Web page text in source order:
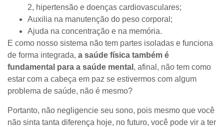
2, hipertensão e doenças cardiovasculares;
Auxilia na manutenção do peso corporal;
Ajuda na concentração e na memória.
E como nosso sistema não tem partes isoladas e funciona
de forma integrada, a saúde física também é
fundamental para a saúde mental , afinal, não tem como
estar com a cabeça em paz se estivermos com algum
problema de saúde, não é mesmo?
Portanto, não negligencie seu sono, pois mesmo que você
não sinta tanta diferença hoje, no futuro, você pode vir a ter